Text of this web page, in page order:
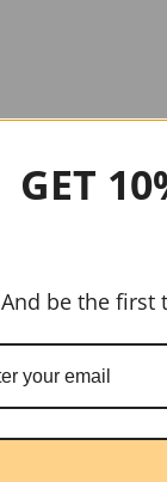
GET
And be the first